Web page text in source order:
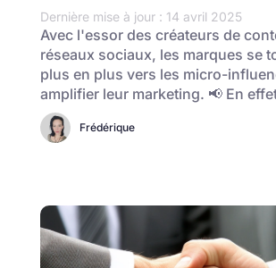
Dernière mise à jour : 14 avril 2025
Avec l'essor des créateurs de
réseaux sociaux, les marques se
plus en plus vers les micro-
amplifier leur marketing. 📢 En
Frédérique